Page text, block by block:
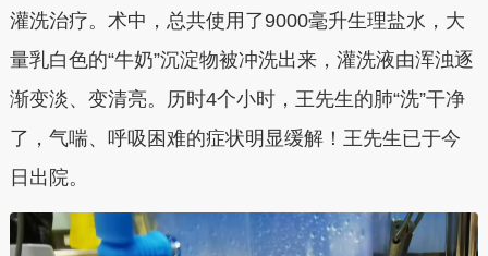
灌洗治疗。术中，总共使用了9000毫升生理盐水，大
量乳白色的“牛奶”沉淀物被冲洗出来，灌洗液由浑浊逐
渐变淡、变清亮。历时4个小时，王先生的肺“洗”干净
了，气喘、呼吸困难的症状明显缓解！王先生已于今
日出院。